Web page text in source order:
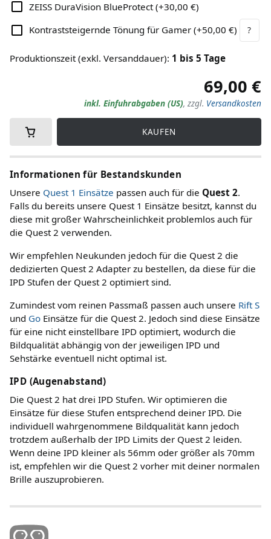
ZEISS DuraVision BlueProtect (+30,00 €)
Kontraststeigernde Tönung für Gamer (+50,00 €) ?
Produktionszeit (exkl. Versanddauer): 1 bis 5 Tage
69,00 €
inkl. Einfuhrabgaben (US), zzgl. Versandkosten
KAUFEN
Informationen für Bestandskunden
Unsere Quest 1 Einsätze passen auch für die Quest 2.
Falls du bereits unsere Quest 1 Einsätze besitzt, kannst du
diese mit großer Wahrscheinlichkeit problemlos auch für
die Quest 2 verwenden.
Wir empfehlen Neukunden jedoch für die Quest 2 die
dedizierten Quest 2 Adapter zu bestellen, da diese für die
IPD Stufen der Quest 2 optimiert sind.
Zumindest vom reinen Passmaß passen auch unsere Rift S
und Go Einsätze für die Quest 2. Jedoch sind diese Einsätze
für eine nicht einstellbare IPD optimiert, wodurch die
Bildqualität abhängig von der jeweiligen IPD und
Sehstärke eventuell nicht optimal ist.
IPD (Augenabstand)
Die Quest 2 hat drei IPD Stufen. Wir optimieren die
Einsätze für diese Stufen entsprechend deiner IPD. Die
individuell wahrgenommene Bildqualität kann jedoch
trotzdem außerhalb der IPD Limits der Quest 2 leiden.
Wenn deine IPD kleiner als 56mm oder größer als 70mm
ist, empfehlen wir die Quest 2 vorher mit deiner normalen
Brille auszuprobieren.